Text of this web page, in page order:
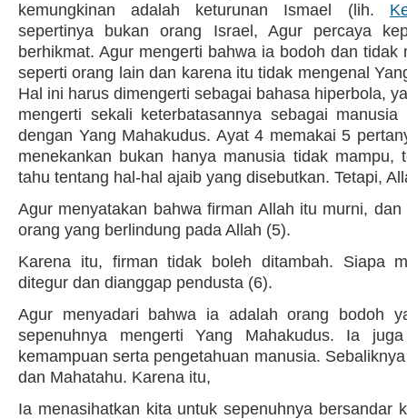
kemungkinan adalah keturunan Ismael (lih.
sepertinya bukan orang Israel, Agur percaya
berhikmat. Agur mengerti bahwa ia bodoh dan tidak
seperti orang lain dan karena itu tidak mengenal
Hal ini harus dimengerti sebagai bahasa hiperbola,
mengerti sekali keterbatasannya sebagai manusia
dengan Yang Mahakudus. Ayat 4 memakai 5
menekankan bukan hanya manusia tidak mampu,
tahu tentang hal-hal ajaib yang disebutkan. Tetapi,
Agur menyatakan bahwa firman Allah itu murni,
orang yang berlindung pada Allah (5).
Karena itu, firman tidak boleh ditambah. Siapa
ditegur dan dianggap pendusta (6).
Agur menyadari bahwa ia adalah orang bodoh
sepenuhnya mengerti Yang Mahakudus. Ia
kemampuan serta pengetahuan manusia.
dan Mahatahu. Karena itu,
Ia menasihatkan kita untuk sepenuhnya bersandar